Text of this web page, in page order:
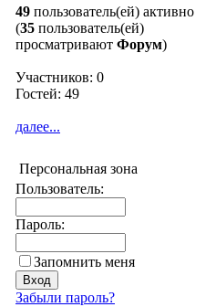
49 пользователь(ей) активно
(35 пользователь(ей)
просматривают Форум)
Участников: 0
Гостей: 49
далее...
Персональная зона
Пользователь:
Пароль:
Запомнить меня
Забыли пароль?